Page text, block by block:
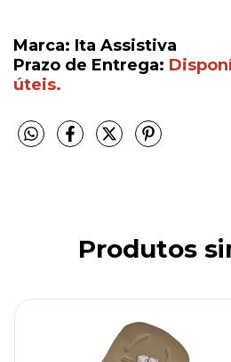
Marca: Ita Assistiva
Prazo de Entrega:
úteis.
Produtos